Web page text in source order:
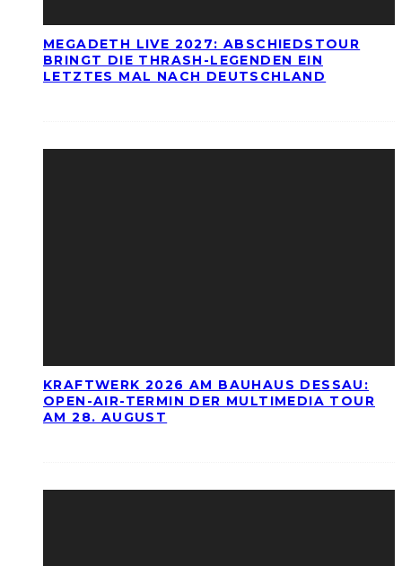
MEGADETH LIVE 2027: ABSCHIEDSTOUR
BRINGT DIE THRASH-LEGENDEN EIN
LETZTES MAL NACH DEUTSCHLAND
KRAFTWERK 2026 AM BAUHAUS DESSAU:
OPEN-AIR-TERMIN DER MULTIMEDIA TOUR
AM 28. AUGUST